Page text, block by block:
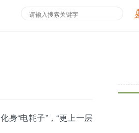
身“电耗子”，“更上一层